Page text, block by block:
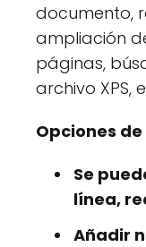
documento,
ampliación
páginas,
archivo XPS,
Opciones
Se
línea,
Añadir